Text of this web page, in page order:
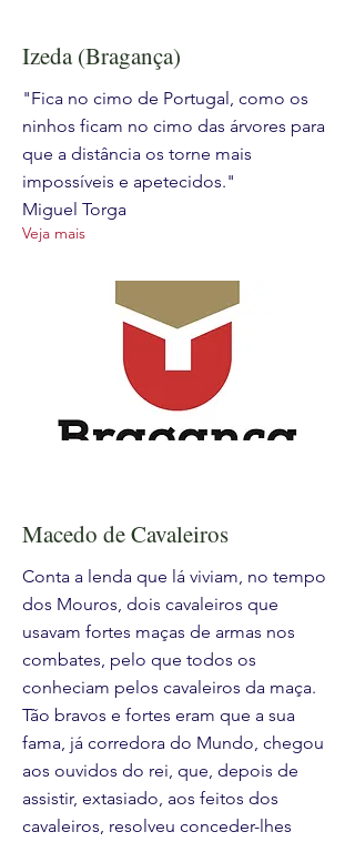
Izeda (Bragança)
"Fica no cimo de Portugal, como os
ninhos ficam no cimo das árvores para
que a distância os torne mais
impossíveis e apetecidos."
Miguel Torga
Veja mais
Macedo de Cavaleiros
Conta a lenda que lá viviam, no tempo
dos Mouros, dois cavaleiros que
usavam fortes maças de armas nos
combates, pelo que todos os
conheciam pelos cavaleiros da maça.
Tão bravos e fortes eram que a sua
fama, já corredora do Mundo, chegou
aos ouvidos do rei, que, depois de
assistir, extasiado, aos feitos dos
cavaleiros, resolveu conceder-lhes